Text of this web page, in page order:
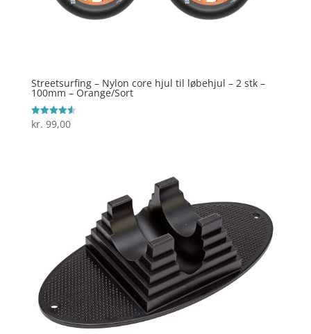
Streetsurfing – Nylon core hjul til løbehjul – 2 stk –
100mm – Orange/Sort
Vurderet
4.6
kr. 99,00